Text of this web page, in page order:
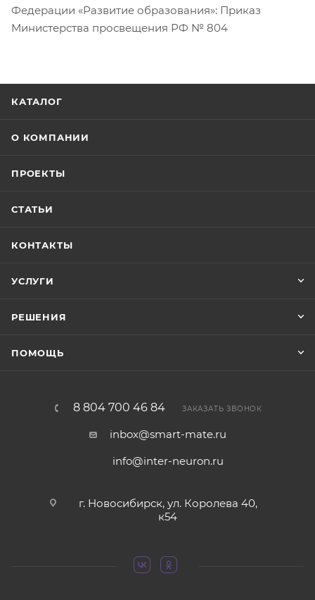
Федерации «Развитие образования»: Приказ
Министерства просвещения РФ № 804
КАТАЛОГ
О КОМПАНИИ
ПРОЕКТЫ
СТАТЬИ
КОНТАКТЫ
УСЛУГИ
РЕШЕНИЯ
ПОМОЩЬ
8 804 700 46 84 ЗАКАЗАТЬ ЗВОНОК
inbox@smart-mate.ru
info@inter-neuron.ru
г. Новосибирск, ул. Королева 40,
к54